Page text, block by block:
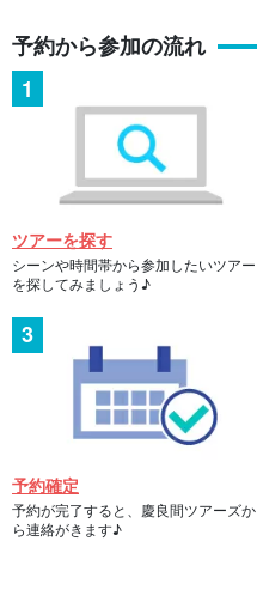
予約から参加の流れ
ツアーを探す
シーンや時間帯から参加したいツアー
を探してみましょう♪
予約確定
予約が完了すると、慶良間ツアーズか
ら連絡がきます♪